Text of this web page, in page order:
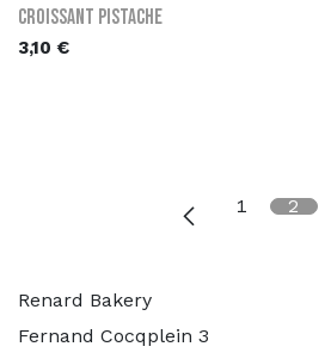
Croissant Pistache
3,10 €
1 2
Renard Bakery
Fernand Cocqplein 3